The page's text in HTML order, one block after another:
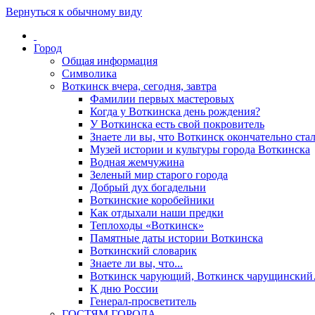
Вернуться к обычному виду
Город
Общая информация
Символика
Воткинск вчера, сегодня, завтра
Фамилии первых мастеровых
Когда у Воткинска день рождения?
У Воткинска есть свой покровитель
Знаете ли вы, что Воткинск окончательно
Музей истории и культуры города Воткинска
Водная жемчужина
Зеленый мир старого города
Добрый дух богадельни
Воткинские коробейники
Как отдыхали наши предки
Теплоходы «Воткинск»
Памятные даты истории Воткинска
Воткинский словарик
Знаете ли вы, что...
Воткинск чарующий, Воткинск
К дню России
Генерал-просветитель